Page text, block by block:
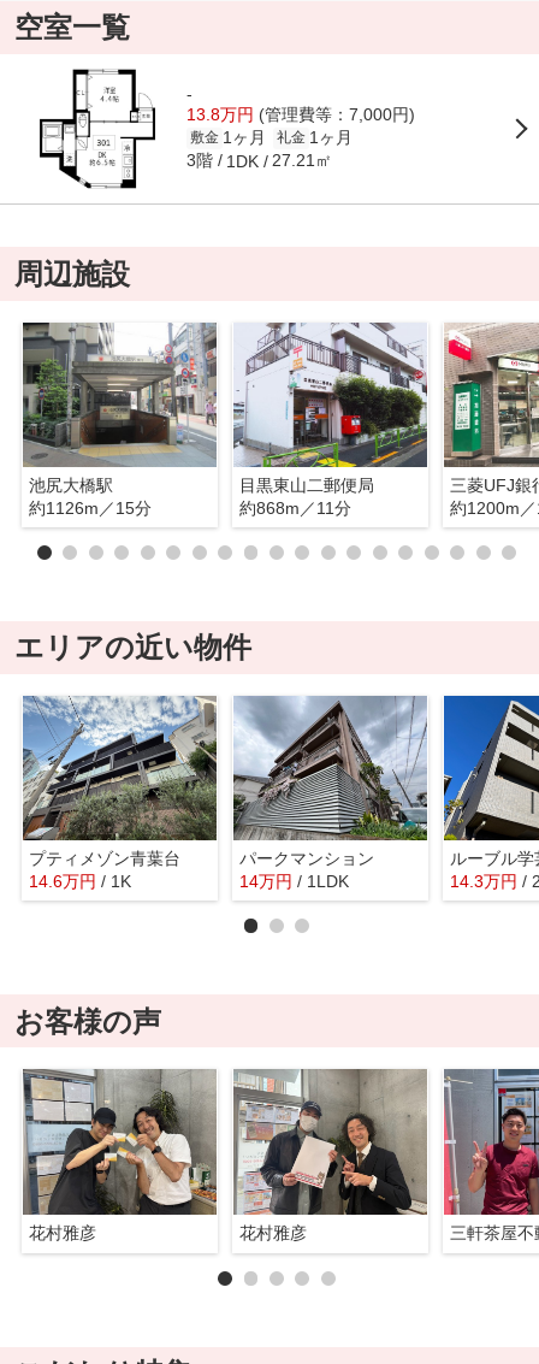
空室一覧
-
13.8万円 (管理費等：7,000円)
敷金 1ヶ月 礼金 1ヶ月
3階 1DK 27.21㎡
周辺施設
池尻大橋駅
約1126m／15分
目黒東山二郵便局
約868m／11分
三菱UFJ銀
約1200m
エリアの近い物件
プティメゾン青葉台
14.6万円 / 1K
パークマンション
14万円 / 1LDK 14.3万円 /
お客様の声
花村雅彦 花村雅彦 三軒茶屋不